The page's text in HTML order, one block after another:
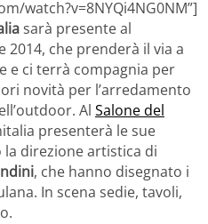
watch?v=8NYQi4NG0NM”]
sarà presente al
2014, che prenderà il via a
e ci terrà compagnia per
novità per l’arredamento
Al Salone del
presenterà le sue
direzione artistica di
, che hanno disegnato i
In scena sedie, tavoli,